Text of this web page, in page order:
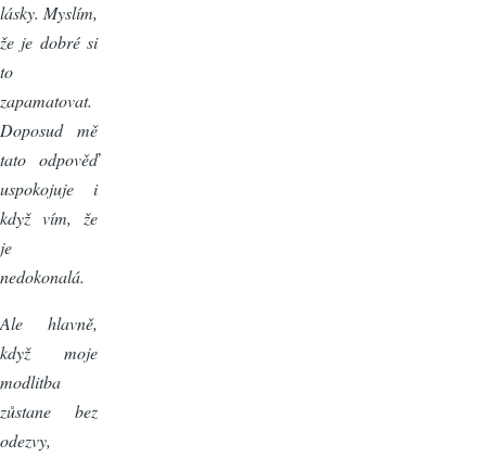
lásky. Myslím,
že je dobré si
to
zapamatovat.
Doposud mě
tato odpověď
uspokojuje i
když vím, že
je
nedokonalá.
Ale hlavně,
když moje
modlitba
zůstane bez
odezvy,